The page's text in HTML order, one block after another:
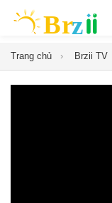
Trang chủ Brzii TV